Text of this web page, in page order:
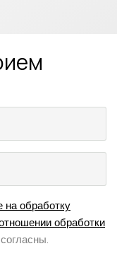
на обработку
обработки